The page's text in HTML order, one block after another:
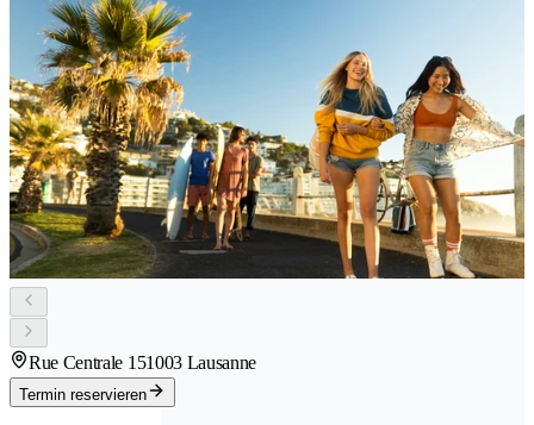
Rue Centrale 151003 Lausanne
Termin reservieren